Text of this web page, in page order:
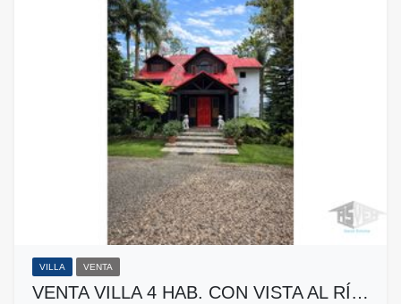
VILLA VENTA
VENTA VILLA 4 HAB. CON VISTA AL RÍ…